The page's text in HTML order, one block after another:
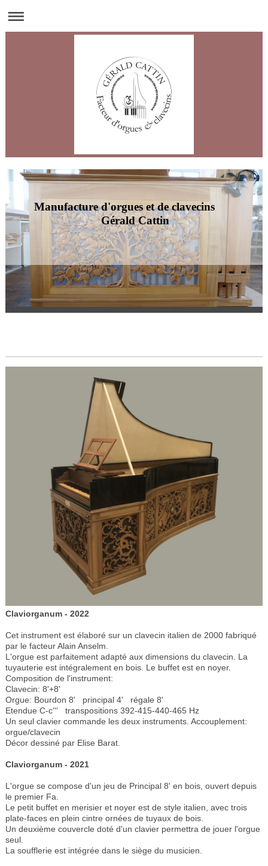
Manufacture d'orgues et de clavecins
Gérald Cattin
Claviorganum - 2022
Cet instrument est élaboré sur un clavecin italien de 2000 fabriqué
par le facteur Alain Anselm.
L'orgue est parfaitement adapté aux dimensions du clavecin. La
tuyauterie est intégralement en bois. Le buffet est en noyer.
Composition de l'instrument:
Clavecin: 8'+8'
Orgue: Bourdon 8' principal 4' régale 8'
Etendue C-c''' transpositions 392-415-440-465 Hz
Un seul clavier commande les deux instruments. Accouplement:
orgue/clavecin
Décor dessiné par Elise Barat.
Claviorganum - 2021
L'orgue se compose d'un jeu de Principal 8' en bois, ouvert depuis
le premier Fa.
Le petit buffet en merisier et noyer est de style italien, avec trois
plate-faces en plein cintre ornées de tuyaux de bois.
Un deuxième couvercle doté d'un clavier permettra de jouer l'orgue
seul.
La soufflerie est intégrée dans le siège du musicien.